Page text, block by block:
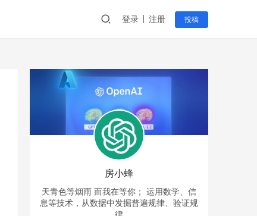
登录 注册 投稿
房小蜂
天青色等烟雨 而我在等你； 运用数学、信
息等技术，从数据中发掘普遍规律、验证规